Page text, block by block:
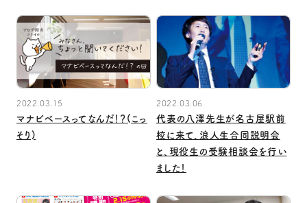
2022.03.15
マナビベースってなんだ！？(こっ
そり)
2022.03.06
代表の八澤先生が名古屋駅前
校に来て、浪人生合同説明会
と、現役生の受験相談会を行い
ました！